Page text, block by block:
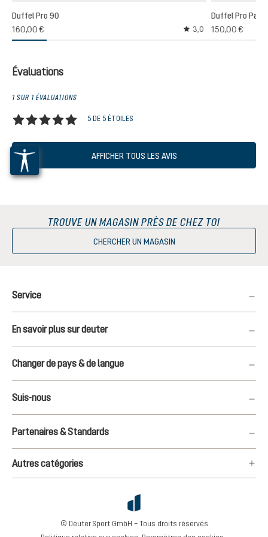
Duffel Pro 90
160,00 €
Note moyenne de 3
3,0
Duffel Pro Pack
150,00 €
Évaluations
1 SUR 1 ÉVALUATIONS
5 DE 5 ÉTOILES
AFFICHER TOUS LES AVIS
TROUVE UN MAGASIN PRÈS DE CHEZ TOI
CHERCHER UN MAGASIN
Service
En savoir plus sur deuter
Changer de pays & de langue
Suis-nous
Partenaires & Standards
Autres catégories
© Deuter Sport GmbH – Tous droits réservés